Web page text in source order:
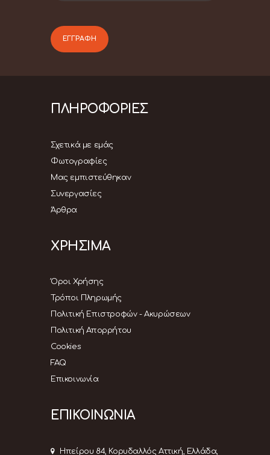
ΠΛΗΡΟΦΟΡΙΕΣ
Σχετικά με εμάς
Φωτογραφίες
Μας εμπιστεύθηκαν
Συνεργασίες
Άρθρα
ΧΡΗΣΙΜΑ
Όροι Χρήσης
Τρόποι Πληρωμής
Πολιτική Επιστροφών - Ακυρώσεων
Πολιτική Απορρήτου
Cookies
FAQ
Επικοινωνία
ΕΠΙΚΟΙΝΩΝΙΑ
Ηπείρου 84, Κορυδαλλός Αττική, Ελλάδα,